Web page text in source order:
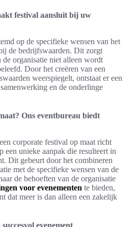
festival aansluit bij uw
op de specifieke wensen van het
de bedrijfswaarden. Dit zorgt
de organisatie niet alleen wordt
Door het creëren van een
weerspiegelt, ontstaat er een
en de onderlinge
Ons eventbureau biedt
corporate festival op maat richt
een unieke aanpak die resulteert in
Dit gebeurt door het combineren
met de specifieke wensen van de
de behoeften van de organisatie
voor evenementen te bieden,
dat meer is dan alleen een zakelijk
evenement